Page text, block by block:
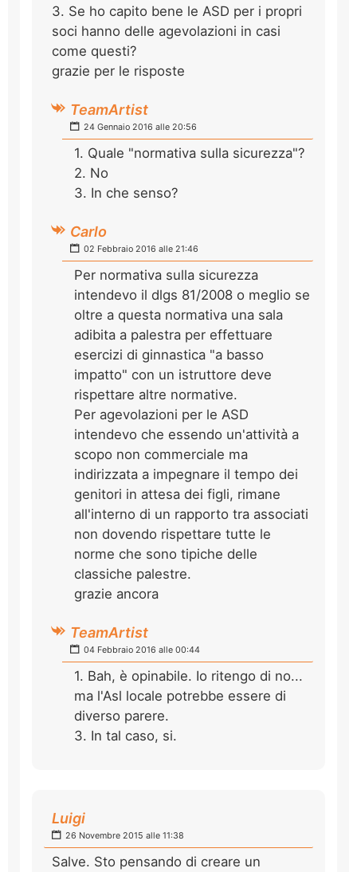
3. Se ho capito bene le ASD per i propri
soci hanno delle agevolazioni in casi
come questi?
grazie per le risposte
TeamArtist
24 Gennaio 2016 alle 20:56
1. Quale "normativa sulla sicurezza"?
2. No
3. In che senso?
Carlo
02 Febbraio 2016 alle 21:46
Per normativa sulla sicurezza
intendevo il dlgs 81/2008 o meglio se
oltre a questa normativa una sala
adibita a palestra per effettuare
esercizi di ginnastica "a basso
impatto" con un istruttore deve
rispettare altre normative.
Per agevolazioni per le ASD
intendevo che essendo un'attività a
scopo non commerciale ma
indirizzata a impegnare il tempo dei
genitori in attesa dei figli, rimane
all'interno di un rapporto tra associati
non dovendo rispettare tutte le
norme che sono tipiche delle
classiche palestre.
grazie ancora
TeamArtist
04 Febbraio 2016 alle 00:44
1. Bah, è opinabile. Io ritengo di no...
ma l'Asl locale potrebbe essere di
diverso parere.
3. In tal caso, si.
Luigi
26 Novembre 2015 alle 11:38
Salve. Sto pensando di creare un